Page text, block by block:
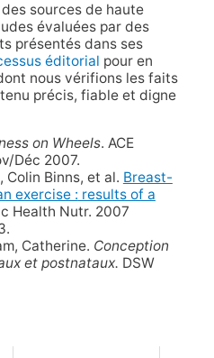
sources de haute
évaluées par des
présentés dans ses
éditorial pour en
nous vérifions les faits
précis, fiable et digne
on Wheels. ACE
Déc 2007.
Colin Binns, et al. Breast-
exercise : results of a
Health Nutr. 2007
Catherine. Conception
et postnataux. DSW